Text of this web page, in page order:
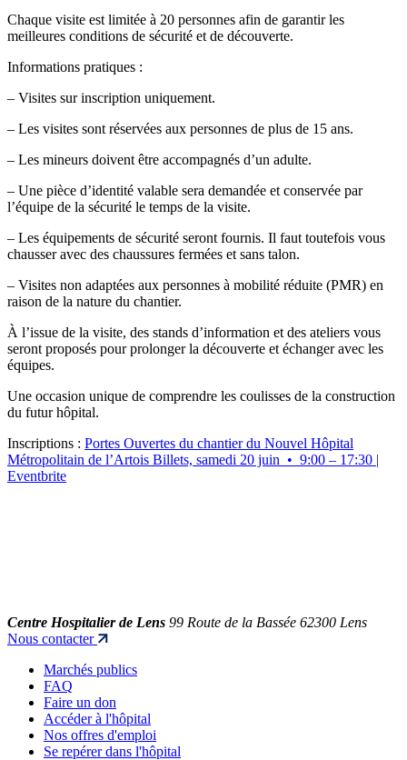
Chaque visite est limitée à 20 personnes afin de garantir les
meilleures conditions de sécurité et de découverte.
Informations pratiques :
– Visites sur inscription uniquement.
– Les visites sont réservées aux personnes de plus de 15 ans.
– Les mineurs doivent être accompagnés d’un adulte.
– Une pièce d’identité valable sera demandée et conservée par
l’équipe de la sécurité le temps de la visite.
– Les équipements de sécurité seront fournis. Il faut toutefois vous
chausser avec des chaussures fermées et sans talon.
– Visites non adaptées aux personnes à mobilité réduite (PMR) en
raison de la nature du chantier.
À l’issue de la visite, des stands d’information et des ateliers vous
seront proposés pour prolonger la découverte et échanger avec les
équipes.
Une occasion unique de comprendre les coulisses de la construction
du futur hôpital.
Inscriptions : Portes Ouvertes du chantier du Nouvel Hôpital
Métropolitain de l’Artois Billets, samedi 20 juin • 9:00 – 17:30 |
Eventbrite
Centre Hospitalier de Lens 99 Route de la Bassée 62300 Lens
Nous contacter
Marchés publics
FAQ
Faire un don
Accéder à l'hôpital
Nos offres d'emploi
Se repérer dans l'hôpital